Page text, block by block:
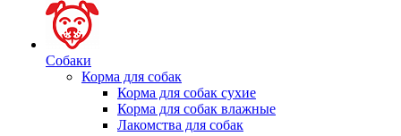
Собаки
Корма для собак
Корма для собак сухие
Корма для собак влажные
Лакомства для собак